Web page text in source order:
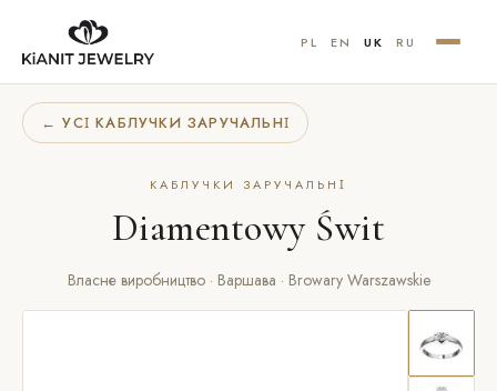
PL EN UK RU
← УСІ КАБЛУЧКИ ЗАРУЧАЛЬНІ
КАБЛУЧКИ ЗАРУЧАЛЬНІ
Diamentowy Świt
Власне виробництво · Варшава · Browary Warszawskie